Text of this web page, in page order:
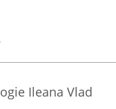
Ileana Vlad